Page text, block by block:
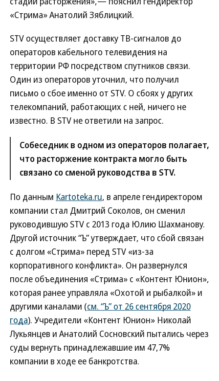
«Стрима» Анатолий Зяблицкий.
STV осуществляет доставку ТВ-сигналов до
операторов кабельного телевидения на
территории РФ посредством спутников связи.
Один из операторов уточнил, что получил
письмо о сбое именно от STV. О сбоях у других
телекомпаний, работающих с ней, ничего не
известно. В STV не ответили на запрос.
Собеседник в одном из операторов полагает,
что расторжение контракта могло быть
связано со сменой руководства в STV.
По данным Kartoteka.ru, в апреле гендиректором
компании стал Дмитрий Соколов, он сменил
руководившую STV с 2013 года Юлию Шахманову.
Другой источник “Ъ” утверждает, что сбой связан
с долгом «Стрима» перед STV «из-за
корпоративного конфликта». Он развернулся
после объединения «Стрима» с «Контент Юнион»,
которая ранее управляла «Охотой и рыбалкой» и
другими каналами (см. “Ъ” от 26 сентября 2020
года). Учредители «Контент Юнион» Николай
Лукьянцев и Анатолий Сосновский пытались через
суды вернуть принадлежавшие им 47,7%
компании в ходе ее банкротства.